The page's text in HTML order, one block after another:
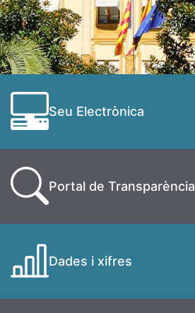
Seu Electrònica
Portal de Transparència
Dades i xifres